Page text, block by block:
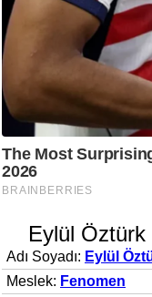
Eylül Öztürk
Adı Soyadı: Eylül
Meslek: Fenomen